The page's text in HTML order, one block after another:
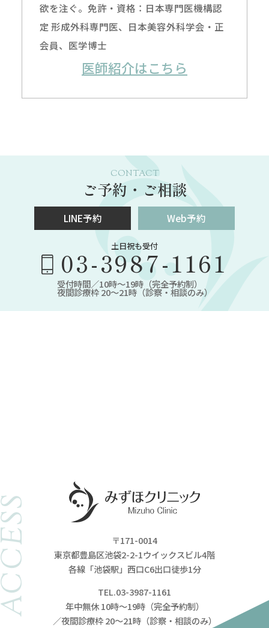
欲を注ぐ。免許・資格：日本専門医機構認
定 形成外科専門医、日本美容外科学会・正
会員、医学博士
医師紹介はこちら
CONTACT
ご予約・ご相談
LINE予約 Web予約
土日祝も受付
03-3987-1161
受付時間／10時～19時（完全予約制）
夜間診療枠 20～21時（診察・相談のみ）
〒171-0014
東京都豊島区池袋2-2-1ウイックスビル4階
各線「池袋駅」西口C6出口徒歩1分
TEL.03-3987-1161
年中無休 10時～19時（完全予約制）
／夜間診療枠 20～21時（診察・相談のみ）